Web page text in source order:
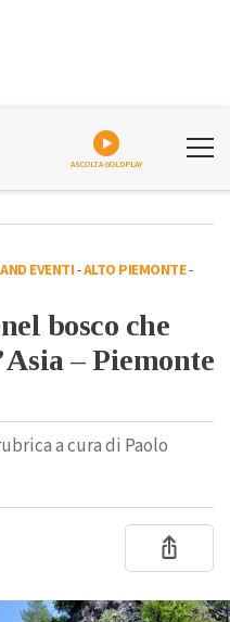
ASCOLTA GOLDPLAY
EVENTI-ALTO PIEMONTE-
bosco che
– Piemonte
a cura di Paolo